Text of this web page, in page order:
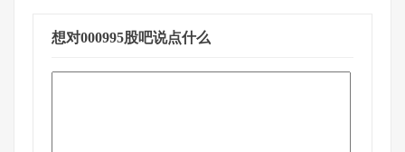
想对000995股吧说点什么